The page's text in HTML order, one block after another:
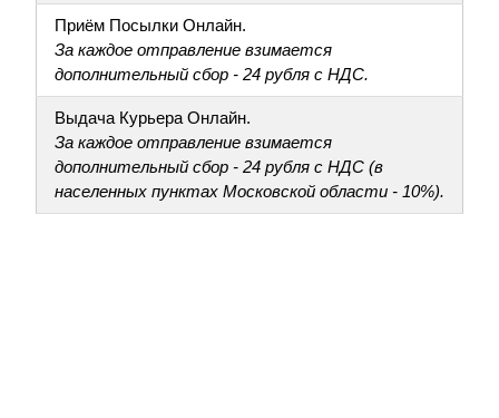
Приём Посылки Онлайн.
За каждое отправление взимается
дополнительный сбор - 24 рубля с НДС.
Выдача Курьера Онлайн.
За каждое отправление взимается
дополнительный сбор - 24 рубля с НДС (в
населенных пунктах Московской области - 10%).